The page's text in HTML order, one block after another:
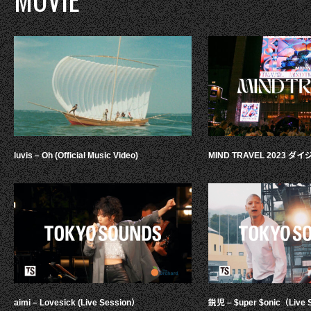
luvis – Oh (Official Music Video)
aimi – Lovesick (Live Session）
MIND TRAVEL 2023 ダイ
鋭児 – $uper $onic（Live